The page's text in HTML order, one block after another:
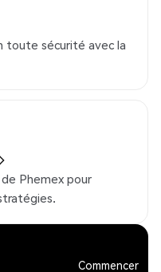
toute sécurité avec la
Phemex pour
Commencer